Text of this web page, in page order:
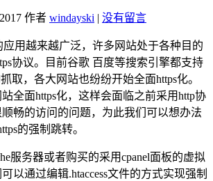
作者 windayski | 没有留言
应用越来越广泛，许多网站处于各种目的
协议。目前谷歌 百度等搜索引擎都支持
取，各大网站也纷纷开始全面https化。
全面https化，这样会面临之前采用http协
畅的访问的问题，为此我们可以想办法
的强制跳转。
服务器或者购买的采用cpanel面板的虚拟
以通过编辑.htaccess文件的方式实现强制